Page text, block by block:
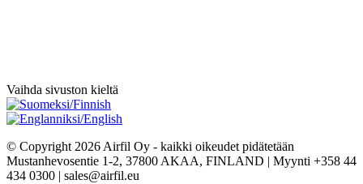
Vaihda sivuston kieltä
© Copyright 2026 Airfil Oy - kaikki oikeudet pidätetään
Mustanhevosentie 1-2, 37800 AKAA, FINLAND | Myynti +358 44
434 0300 | sales@airfil.eu